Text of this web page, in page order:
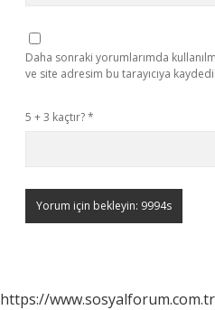
Daha sonraki yorumlarımda
ve site adresim bu tarayıcıya
5 + 3 kaçtır?*
https://www.sosyalforum.com.tr